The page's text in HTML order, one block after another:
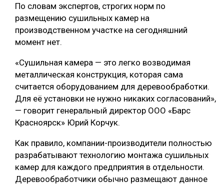
По словам экспертов, строгих норм по
размещению сушильных камер на
производственном участке на сегодняшний
момент нет.
«Сушильная камера — это легко возводимая
металлическая конструкция, которая сама
считается оборудованием для деревообработки.
Для её установки не нужно никаких согласований»,
— говорит генеральный директор ООО «Барс
Красноярск» Юрий Корчук.
Как правило, компании-производители полностью
разрабатывают технологию монтажа сушильных
камер для каждого предприятия в отдельности.
Деревообработчики обычно размещают данное